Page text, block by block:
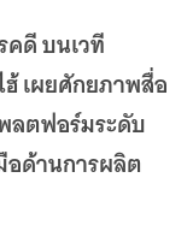
คดี บนเวที
เผยศักยภาพสื่อ
ลตฟอร์มระดับ
อด้านการผลิต